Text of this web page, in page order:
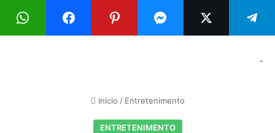
Menu
-
Início / Entretenimento
ENTRETENIMENTO